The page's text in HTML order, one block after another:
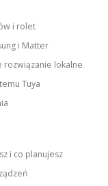
i rolet
i Matter
rozwiązanie lokalne
Tuya
i co planujesz